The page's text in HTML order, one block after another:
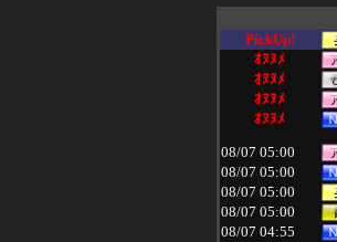
PickUp!
ｵﾇﾇﾒ
ｵﾇﾇﾒ
ｵﾇﾇﾒ
ｵﾇﾇﾒ
08/07 05:00
08/07 05:00
08/07 05:00
08/07 05:00
08/07 04:55